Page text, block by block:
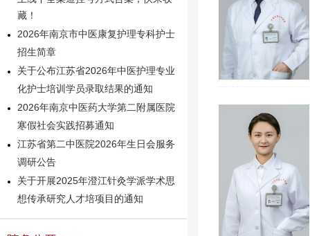
藏！
2026年南京市中医康复护理专科护士
招生简章
关于公布江苏省2026年中医护理专业
化护士培训学员录取结果的通知
2026年南京中医药大学第二附属医院
寒假社会实践招募通知
江苏省第二中医院2026年生日会服务
调研公告
关于开展2025年澄江针灸学派学术思
想传承研究人才培项目的通知